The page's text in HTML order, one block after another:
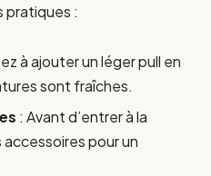
pratiques :
à ajouter un léger pull en
sont fraîches.
: Avant d’entrer à la
pour un